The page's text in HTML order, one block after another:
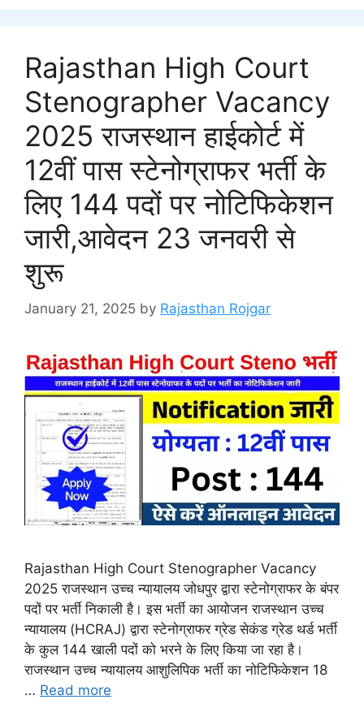
Rajasthan High Court
Stenographer Vacancy
2025 राजस्थान हाईकोर्ट में
12वीं पास स्टेनोग्राफर भर्ती के
लिए 144 पदों पर नोटिफिकेशन
जारी,आवेदन 23 जनवरी से
शुरू
January 21, 2025 by Rajasthan Rojgar
Rajasthan High Court Stenographer Vacancy
2025 राजस्थान उच्च न्यायालय जोधपुर द्वारा स्टेनोग्राफर के बंपर
पदों पर भर्ती निकाली है। इस भर्ती का आयोजन राजस्थान उच्च
न्यायालय (HCRAJ) द्वारा स्टेनोग्राफर ग्रेड सेकंड ग्रेड थर्ड भर्ती
के कुल 144 खाली पदों को भरने के लिए किया जा रहा है।
राजस्थान उच्च न्यायालय आशुलिपिक भर्ती का नोटिफिकेशन 18
… Read more